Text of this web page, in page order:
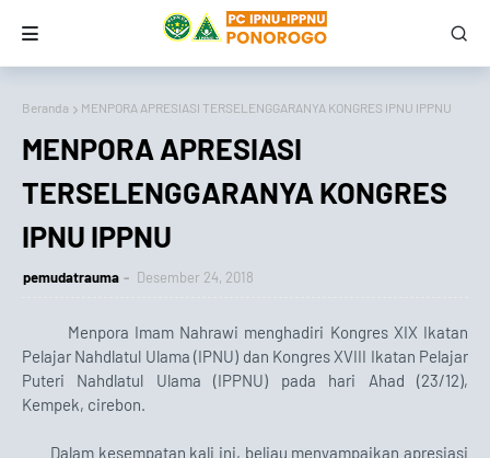
Beranda MENPORA APRESIASI TERSELENGGARANYA KONGRES IPNU IPPNU
MENPORA APRESIASI
TERSELENGGARANYA KONGRES
IPNU IPPNU
pemudatrauma Desember 24, 2018
Menpora Imam Nahrawi menghadiri Kongres XIX Ikatan
Pelajar Nahdlatul Ulama (IPNU) dan Kongres XVIII Ikatan Pelajar
Puteri Nahdlatul Ulama (IPPNU) pada hari Ahad (23/12),
Kempek, cirebon.
Dalam kesempatan kali ini, beliau menyampaikan apresiasi